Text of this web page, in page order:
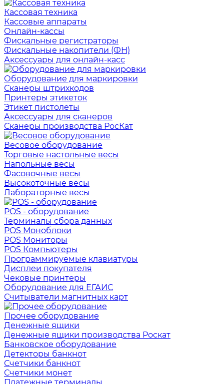
Кассовая техника
Кассовые аппараты
Онлайн-кассы
Фискальные регистраторы
Фискальные накопители (ФН)
Аксессуары для онлайн-касс
Оборудование для маркировки
Сканеры штрихкодов
Принтеры этикеток
Этикет пистолеты
Аксессуары для сканеров
Сканеры производства РосКат
Весовое оборудование
Торговые настольные весы
Напольные весы
Фасовочные весы
Высокоточные весы
Лабораторные весы
POS - оборудование
Терминалы сбора данных
POS Моноблоки
POS Мониторы
POS Компьютеры
Программируемые клавиатуры
Дисплеи покупателя
Чековые принтеры
Оборудование для ЕГАИС
Считыватели магнитных карт
Прочее оборудование
Денежные ящики
Денежные ящики производства Роскат
Банковское оборудование
Детекторы банкнот
Счетчики банкнот
Счетчики монет